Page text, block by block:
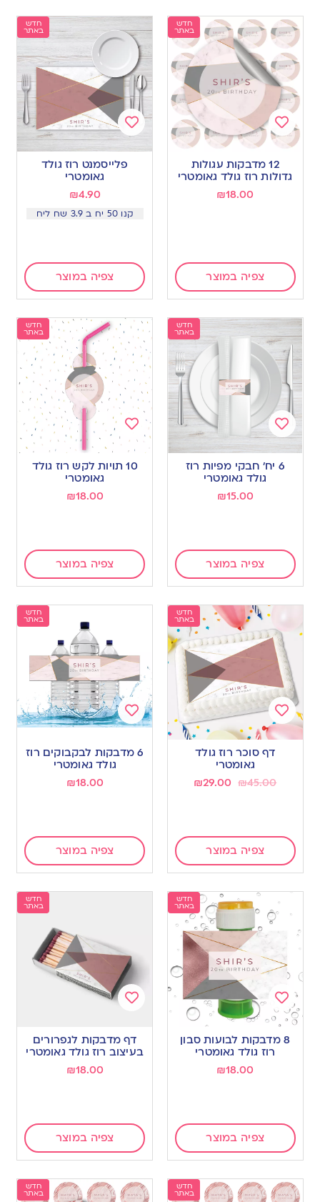
חדש
באתר
Add
wishlist
12 מדבקות עגולות
גדולות רוז גולד גאומטרי
₪18.00
צפיה במוצר
חדש
באתר
פלייסמנט רוז גולד
גאומטרי
₪4.90
קנו 50 יח ב 3.9 שח ליח
צפיה במוצר
חדש
באתר
Add
wishlist
6 יח’ חבקי מפיות רוז
גולד גאומטרי
₪15.00
צפיה במוצר
חדש
באתר
Add
to
wishlist
10 תויות לקש רוז גולד
גאומטרי
₪18.00
צפיה במוצר
חדש
באתר
Add
wishlist
דף סוכר רוז גולד
גאומטרי
₪45.00
₪29.00
צפיה במוצר
חדש
באתר
Add
to
wishlist
6 מדבקות לבקבוקים רוז
גולד גאומטרי
₪18.00
צפיה במוצר
חדש
באתר
Add
to
wishlist
8 מדבקות לבועות סבון
רוז גולד גאומטרי
₪18.00
צפיה במוצר
חדש
באתר
to
wishlist
דף מדבקות לגפרורים
בעיצוב רוז גולד גאומטרי
₪18.00
צפיה במוצר
חדש
באתר
חדש
באתר